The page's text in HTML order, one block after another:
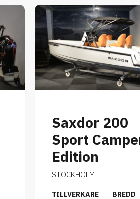
Saxdor 200
Sport
Edition
STOCKHOLM
TILLVERKARE
BREDD